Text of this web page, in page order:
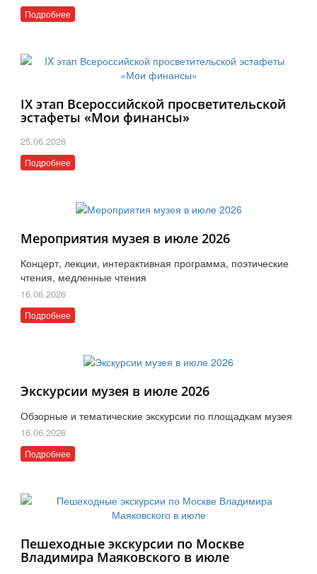
Подробнее
IX этап Всероссийской просветительской
эстафеты «Мои финансы»
25.06.2026
Подробнее
Мероприятия музея в июле 2026
Концерт, лекции, интерактивная программа, поэтические
чтения, медленные чтения
16.06.2026
Подробнее
Экскурсии музея в июле 2026
Обзорные и тематические экскурсии по площадкам музея
16.06.2026
Подробнее
Пешеходные экскурсии по Москве
Владимира Маяковского в июле